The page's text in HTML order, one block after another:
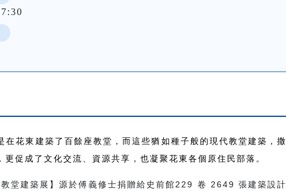
在花東建築了百餘座教堂，而這些猶如種子般的現代教堂建築，
促成了文化交流、資源共享，也凝聚花東各個原住民部落。
教堂建築展】源於傅義修士捐贈給史前館229 卷 2649 張建築設